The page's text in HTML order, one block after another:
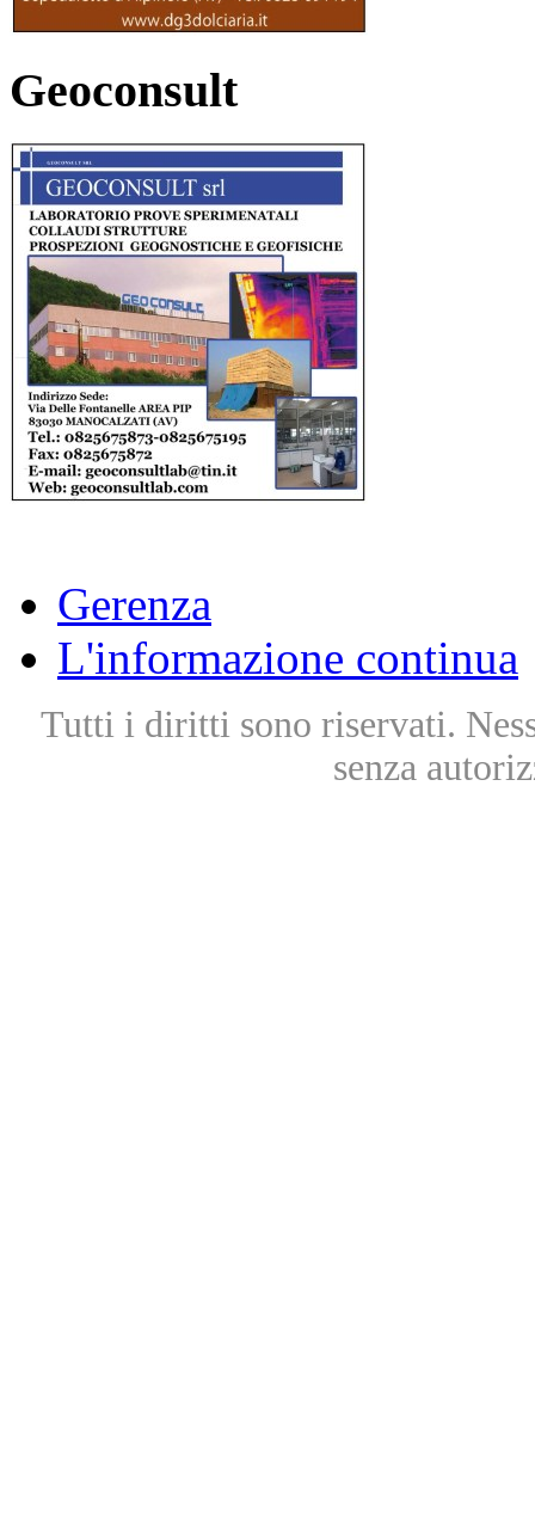
Geoconsult
Gerenza
L'informazione continua
Tutti i diritti sono riservati.
senza